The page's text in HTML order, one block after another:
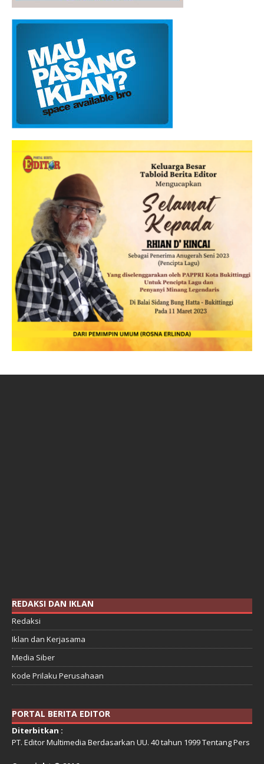
REDAKSI DAN IKLAN
Redaksi
Iklan dan Kerjasama
Media Siber
Kode Prilaku Perusahaan
PORTAL BERITA EDITOR
Diterbitkan :
PT. Editor Multimedia Berdasarkan UU. 40 tahun 1999 Tentang Pers